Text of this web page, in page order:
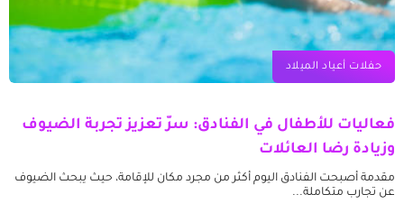
حفلات أعياد الميلاد
فعاليات للأطفال في الفنادق: سرّ تعزيز تجربة الضيوف
وزيادة رضا العائلات
مقدمة أصبحت الفنادق اليوم أكثر من مجرد مكان للإقامة، حيث يبحث الضيوف
عن تجارب متكاملة...